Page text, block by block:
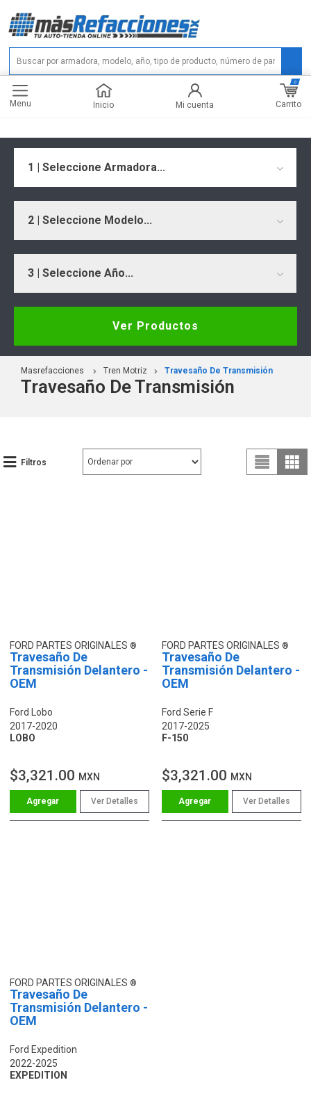
Menu Inicio Mi cuenta Carrito
0
1 | Seleccione Armadora...
2 | Seleccione Modelo...
3 | Seleccione Año...
Ver Productos
Masrefacciones Tren Motriz Travesaño De Transmisión
Travesaño De Transmisión
Filtros
FORD PARTES ORIGINALES
Travesaño De
Transmisión Delantero -
OEM
Ford Lobo
2017-2020
LOBO
$3,321.00 MXN
Ver Detalles
FORD PARTES ORIGINALES
Travesaño De
Transmisión Delantero -
OEM
Ford Serie F
2017-2025
F-150
$3,321.00 MXN
Ver Detalles
FORD PARTES ORIGINALES
Travesaño De
Transmisión Delantero -
OEM
Ford Expedition
2022-2025
EXPEDITION